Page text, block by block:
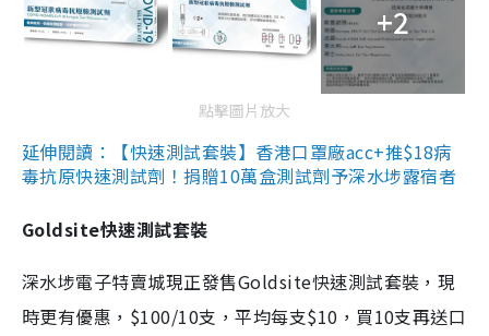
+2
點擊圖片放大
延伸閱讀：【快速測試套裝】香港口罩廠acc+推$18病
毒抗原快速測試劑！捐贈10萬盒測試劑予深水埗露宿者
Goldsite快速測試套裝
深水埗電子特賣城現正發售Goldsite快速測試套裝，現
時更有優惠，$100/10支，平均每支$10，買10支再送口